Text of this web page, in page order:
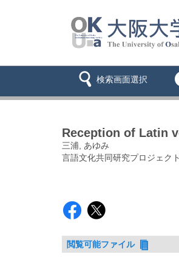
検索画面選択
Reception of Latin
三浦, あゆみ
言語文化共同研究プロジェク
閲覧可能ファイル